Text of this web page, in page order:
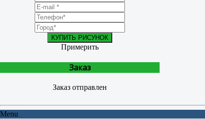
КУПИТЬ РИСУНОК
Примерить
Заказ
Заказ отправлен
Menu